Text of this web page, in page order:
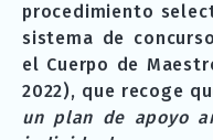
procedimiento
sistema de
el Cuerpo de
2022), que recoge
un plan de apoyo